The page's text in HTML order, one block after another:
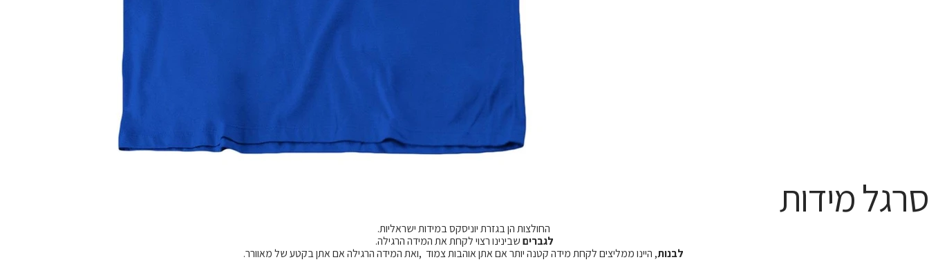
סרגל מידות
החולצות הן בגזרת יוניסקס במידות ישראליות.
לגבריםשבינינו רצוי לקחת את המידה הרגילה.
לבנות, היינו ממליצים לקחת מידה קטנה יותר אם אתן אוהבות צמוד ,ואת המידה הרגילה אם אתן בקטע של מאוורר.